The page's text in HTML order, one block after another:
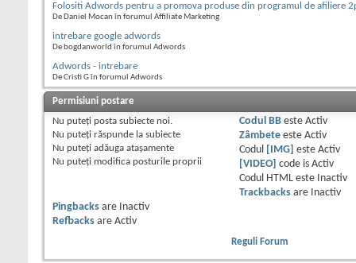
Folositi Adwords pentru a promova produse din programul de afiliere
De Daniel Mocan în forumul Affiliate Marketing
intrebare google adwords
De bogdanworld în forumul Adwords
Adwords - intrebare
De Cristi G în forumul Adwords
Permisiuni postare
Nu puteţi posta subiecte noi.
Nu puteţi răspunde la subiecte
Nu puteţi adăuga ataşamente
Nu puteţi modifica posturile proprii
Codul BBeste Activ
Zâmbeteeste Activ
Codul
[IMG] este Activ
[VIDEO]
code is Activ
Codul HTML este
Inactiv
Trackbacksare
Inactiv
Pingbacks are
Inactiv
Refbacks are Activ
Reguli Forum